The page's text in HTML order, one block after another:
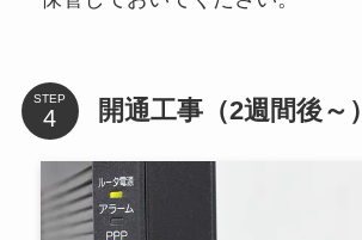
STEP 開通工事（2週間後～）